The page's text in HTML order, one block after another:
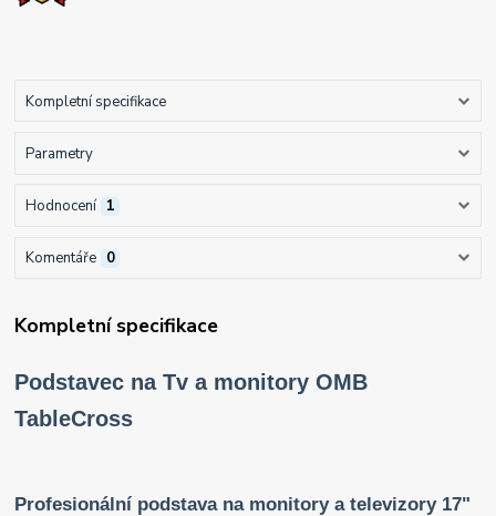
Kompletní specifikace
Parametry
Hodnocení 1
Komentáře 0
Kompletní specifikace
Podstavec na Tv a monitory OMB
TableCross
Profesionální podstava na monitory a televizory 17"